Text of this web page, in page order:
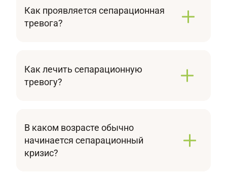
Как проявляется сепарационная
тревога?
расставания с объектом привязанности
(человеком, домом, любимой игрушкой).
Как лечить сепарационную
тревогу?
которые при необходимости дополняются
приемом индивидуально подобранных
врачом лекарственных средств.
В каком возрасте обычно
начинается сепарационный
кризис?